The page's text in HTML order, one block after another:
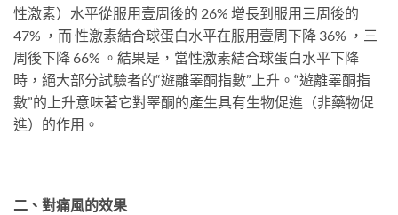
性激素）水平從服用壹周後的 26% 增長到服用三周後的
47% ，而 性激素結合球蛋白水平在服用壹周下降 36% ，三
周後下降 66% 。結果是，當性激素結合球蛋白水平下降
時，絕大部分試驗者的“遊離睪酮指數”上升。“遊離睪酮指
數”的上升意味著它對睪酮的產生具有生物促進（非藥物促
進）的作用。
二、對痛風的效果